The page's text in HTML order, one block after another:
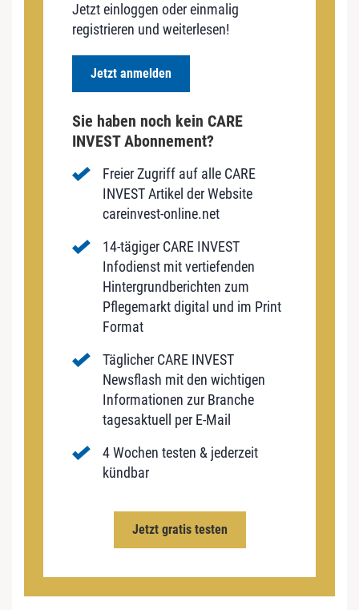
Jetzt einloggen oder einmalig
registrieren und weiterlesen!
Jetzt anmelden
Sie haben noch kein CARE
INVEST Abonnement?
Freier Zugriff auf alle CARE
INVEST Artikel der Website
careinvest-online.net
14-tägiger CARE INVEST
Infodienst mit vertiefenden
Hintergrundberichten zum
Pflegemarkt digital und im Print
Format
Täglicher CARE INVEST
Newsflash mit den wichtigen
Informationen zur Branche
tagesaktuell per E-Mail
4 Wochen testen & jederzeit
kündbar
Jetzt gratis testen